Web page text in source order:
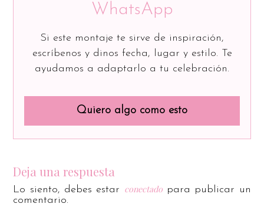
WhatsApp
Si este montaje te sirve de inspiración,
escríbenos y dinos fecha, lugar y estilo. Te
ayudamos a adaptarlo a tu celebración.
Quiero algo como esto
Deja una respuesta
Lo siento, debes estar conectadopara publicar un
comentario.